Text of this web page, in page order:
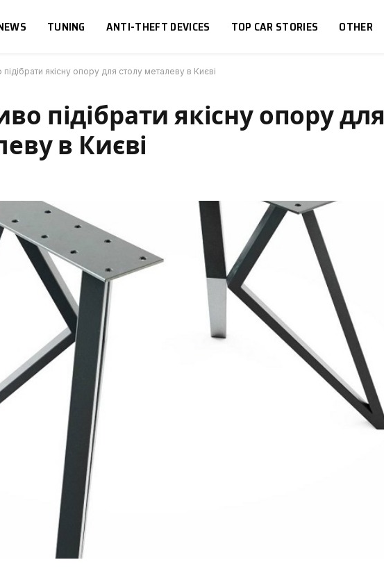
TUNING ANTI-THEFT DEVICES TOP CAR STORIES OTHER
якісну опору для столу металеву в Києві
підібрати якісну опору для
в Києві